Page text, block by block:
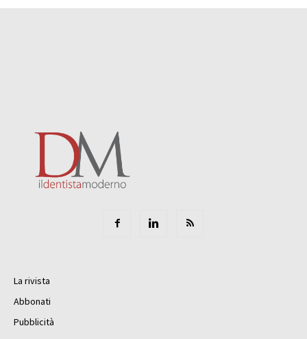
La rivista
Abbonati
Pubblicità